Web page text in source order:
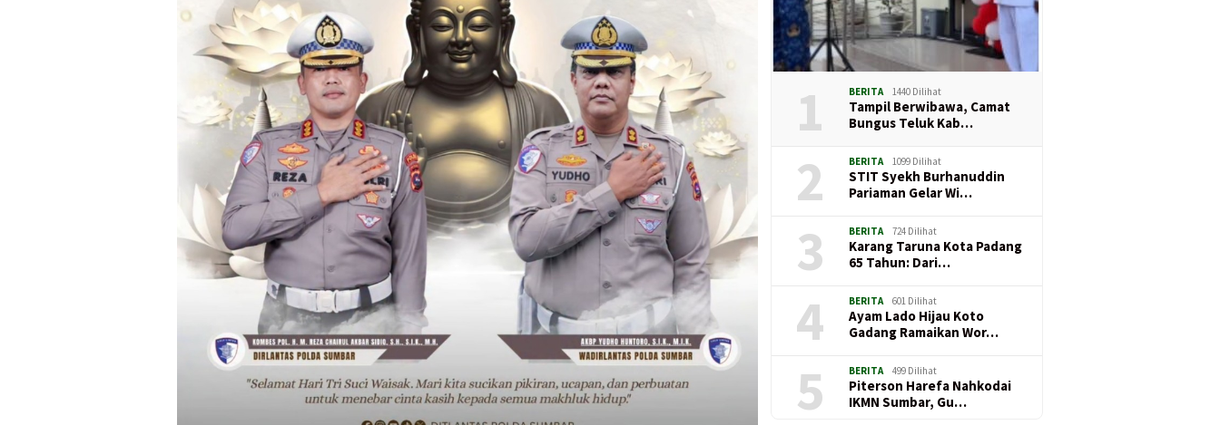
1 BERITA 1440 Dilihat
Tampil Berwibawa, Camat
Bungus Teluk Kab…
2 BERITA 1099 Dilihat
STIT Syekh Burhanuddin
Pariaman Gelar Wi…
3 BERITA 724 Dilihat
Karang Taruna Kota Padang
65 Tahun: Dari…
4 BERITA 601 Dilihat
Ayam Lado Hijau Koto
Gadang Ramaikan Wor…
5 BERITA 499 Dilihat
Piterson Harefa Nahkodai
IKMN Sumbar, Gu…